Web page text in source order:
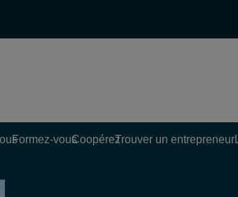
Formez-vousCoopérezTrouver un entrepreneur